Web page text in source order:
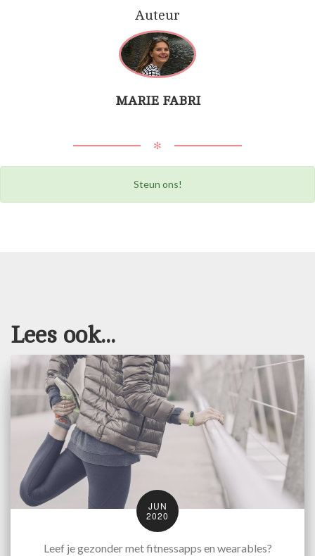
Auteur
MARIE FABRI
✻
Steun ons!
Lees ook...
JUN
2020
Leef je gezonder met fitnessapps en wearables?